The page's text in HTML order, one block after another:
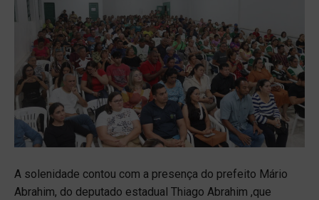
A solenidade contou com a presença do prefeito Mário
Abrahim, do deputado estadual Thiago Abrahim ,que